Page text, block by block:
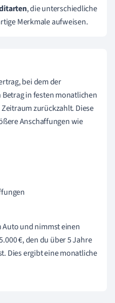
, die unterschiedliche
Merkmale aufweisen.
bei dem der
in festen monatlichen
zurückzahlt. Diese
Anschaffungen wie
Auto und nimmst einen
€, den du über 5 Jahre
Dies ergibt eine monatliche